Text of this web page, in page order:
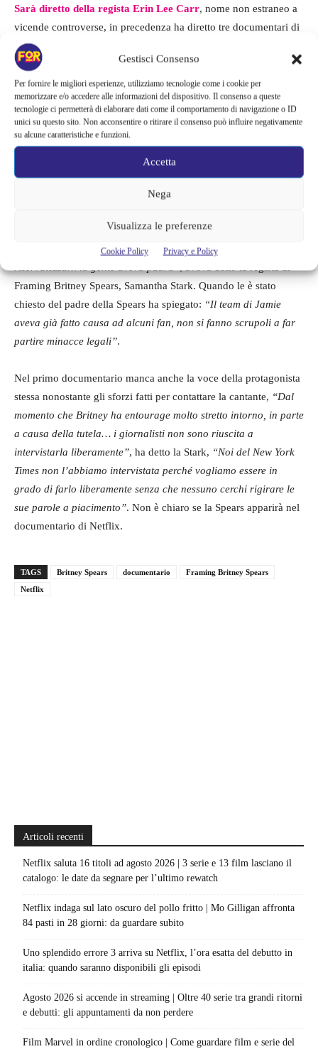
Gestisci Consenso
Per fornire le migliori esperienze, utilizziamo tecnologie come i cookie per
memorizzare e/o accedere alle informazioni del dispositivo. Il consenso a queste
tecnologie ci permetterà di elaborare dati come il comportamento di navigazione o ID
unici su questo sito. Non acconsentire o ritirare il consenso può influire negativamente
su alcune caratteristiche e funzioni.
Accetta
Nega
Visualizza le preferenze
Cookie Policy Privacy e Policy
Sarà diretto della regista Erin Lee Carr, nome non estraneo a
vicende controverse, in precedenza ha diretto tre documentari di
successo per la HBO, tra cui “
sull’omicidio di sua madre Dee Dee da parte di Gypsy Rose
Blanchard;“I Love You, Now Die: The Commonwealth v.
Michelle Carter”, sullo scandalo degli sms che hanno portato al
suicidio di un adolescente;“At the Heart of Gold: Inside the USA
Gymnastics Scandal”, sugli abusi sessuali del dottor Larry
Per quanto riguarda le persone che la produzione cercherà di far
non hanno partecipato al documentario di Hulu,
persone intorno a Britney hanno firmato accordi di
riservatezza… la gente aveva paura”, aveva detto la regista di
Framing Britney Spears, Samantha Stark. Quando le è stato
chiesto del padre della Spears ha spiegato: “Il team di Jamie
aveva già fatto causa ad alcuni fan, non si fanno scrupoli a far
partire minacce legali”.
Nel primo documentario manca anche la voce della protagonista
stessa nonostante gli sforzi fatti per contattare la cantante, “Dal
momento che Britney ha entourage molto stretto intorno, in parte
a causa della tutela… i giornalisti non sono riuscita a
intervistarla liberamente”, ha detto la Stark, “Noi del New York
Times non l’abbiamo intervistata perché vogliamo essere in
grado di farlo liberamente senza che nessuno cerchi rigirare le
sue parole a piacimento”. Non è chiaro se la Spears apparirà nel
documentario di Netflix.
TAGS Britney Spears documentario
Framing Britney Spears
Netflix
Articoli recenti
Netflix saluta 16 titoli ad agosto 2026 | 3 serie e 13 film lasciano il
catalogo: le date da segnare per l’ultimo rewatch
Netflix indaga sul lato oscuro del pollo fritto | Mo Gilligan affronta
84 pasti in 28 giorni: da guardare subito
Uno splendido errore 3 arriva su Netflix, l’ora esatta del debutto in
italia: quando saranno disponibili gli episodi
Agosto 2026 si accende in streaming | Oltre 40 serie tra grandi ritorni
e debutti: gli appuntamenti da non perdere
Film Marvel in ordine cronologico | Come guardare film e serie del